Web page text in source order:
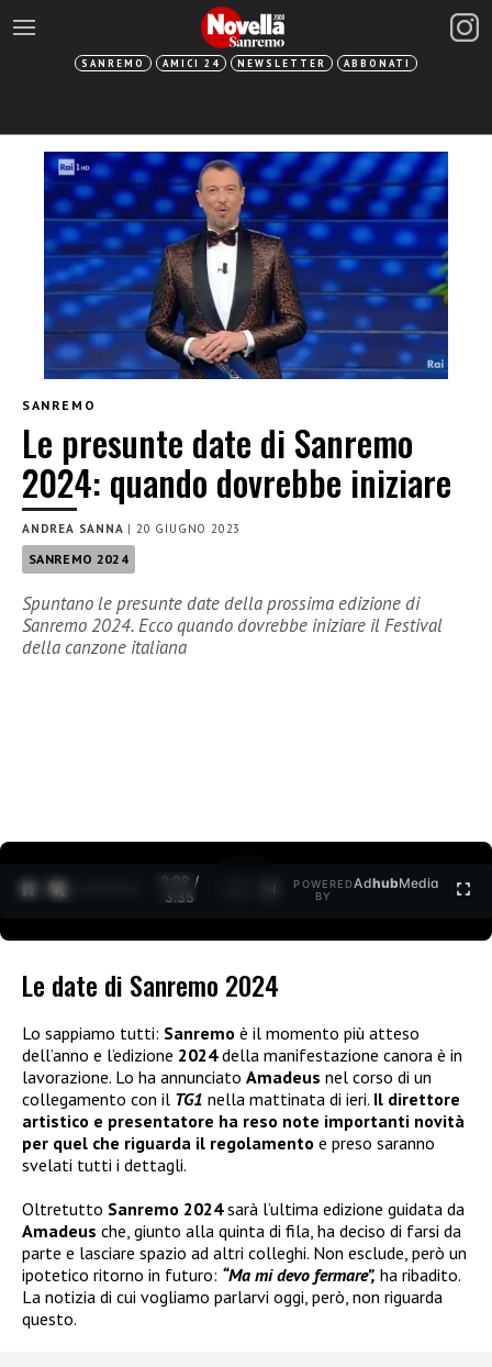
SANREMO AMICI 24 NEWSLETTER ABBONATI
SANREMO
Le presunte date di Sanremo
2024: quando dovrebbe iniziare
ANDREA SANNA |20 GIUGNO 2023
SANREMO 2024
Spuntano le presunte date della prossima edizione di
Sanremo 2024. Ecco quando dovrebbe iniziare il Festival
della canzone italiana
0:30 /
3:35
POWERED
BY
AdhubMedia
Le date di Sanremo 2024
Lo sappiamo tutti: Sanremo è il momento più atteso
dell’anno e l’edizione 2024della manifestazione canora è in
lavorazione. Lo ha annunciato Amadeus nel corso di un
collegamento con il TG1 nella mattinata di ieri. Il direttore
artistico e presentatore ha reso note importanti novità
per quel che riguarda il regolamento e preso saranno
svelati tutti i dettagli.
Oltretutto Sanremo 2024sarà l’ultima edizione guidata da
Amadeus che, giunto alla quinta di fila, ha deciso di farsi da
parte e lasciare spazio ad altri colleghi. Non esclude, però un
ipotetico ritorno in futuro: “Ma mi devo fermare”, ha ribadito.
La notizia di cui vogliamo parlarvi oggi, però, non riguarda
questo.